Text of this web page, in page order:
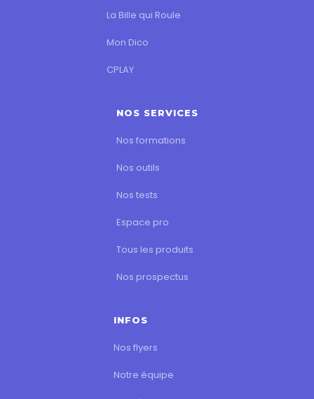
La Bille qui Roule
Mon Dico
CPLAY
NOS SERVICES
Nos formations
Nos outils
Nos tests
Espace pro
Tous les produits
Nos prospectus
INFOS
Nos flyers
Notre équipe